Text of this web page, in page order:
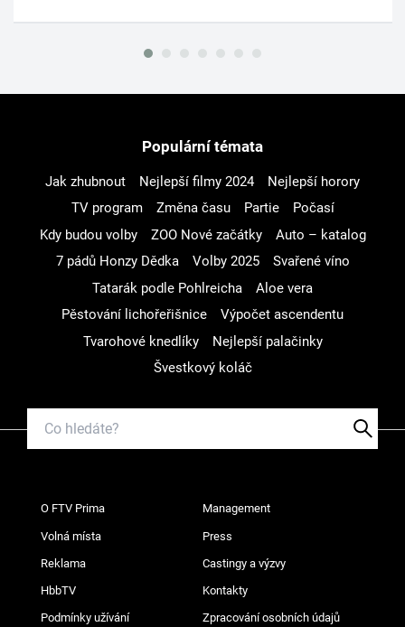
Populární témata
Jak zhubnout Nejlepší filmy 2024
Nejlepší horory
TV program
Změna času Partie
Počasí
Kdy budou volby
ZOO Nové začátky
Auto – katalog
7 pádů Honzy Dědka
Volby 2025
Svařené víno
Tatarák podle Pohlreicha
Aloe vera
Pěstování lichořeřišnice
Výpočet ascendentu
Tvarohové knedlíky
Nejlepší palačinky
Švestkový koláč
O FTV Prima Management
Volná místa Press
Reklama Castingy a výzvy
HbbTV Kontakty
Podmínky užívání Zpracování osobních údajů